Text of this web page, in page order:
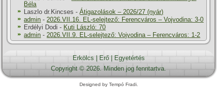
Béla
Laszlo dr.Kincses -Átigazolások – 2026/27 (nyár)
admin -2026.VII.16. EL-selejtező: Ferencváros – Vojvodina: 3-0
Erdélyi Dodi - Kuti László: 70
admin -2026.VII.9. EL-selejtező: Vojvodina – Ferencváros: 1-2
Erkölcs Erő|
Egyetértés
Copyright © 2026. Minden jog fenntartva.
Designed by Tempó Fradi.